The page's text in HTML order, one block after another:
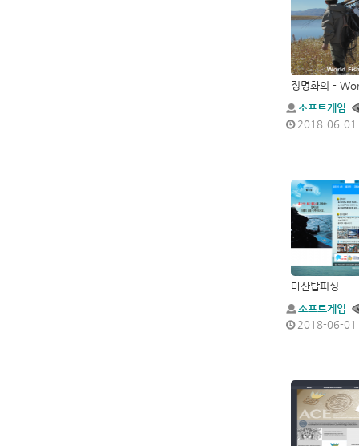
소프트게임
2018-06-01
마산탑피싱
소프트게임
2018-06-01